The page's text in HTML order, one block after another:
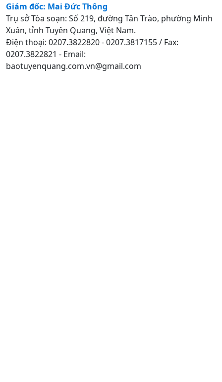
Giám đốc: Mai Đức Thông
Trụ sở Tòa soạn: Số 219, đường Tân Trào, phường Minh
Xuân, tỉnh Tuyên Quang, Việt Nam.
Điện thoại: 0207.3822820 - 0207.3817155 / Fax:
0207.3822821 - Email:
baotuyenquang.com.vn@gmail.com